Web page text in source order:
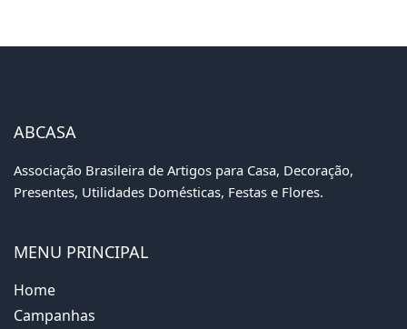
ABCASA
Associação Brasileira de Artigos para Casa, Decoração,
Presentes, Utilidades Domésticas, Festas e Flores.
MENU PRINCIPAL
Home
Campanhas